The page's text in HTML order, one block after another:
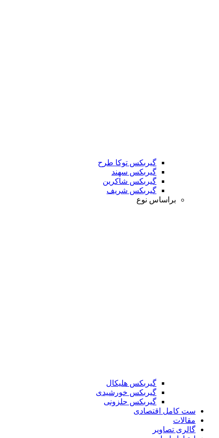
گیربکس توکا طرح
گیربکس سهند
گیربکس شاکرین
گیربکس شریف
براساس نوع
گیربکس هلیکال
گیربکس خورشیدی
گیربکس حلزونی
ست کامل اقتصادی
مقالات
گالری تصاویر